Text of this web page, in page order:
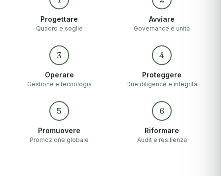
Progettare
Quadro e soglie
Avviare
Governance e unità
3
Operare
Gestione e tecnologia
4
Proteggere
Due diligence e integrità
5
Promuovere
Promozione globale
6
Riformare
Audit e resilienza